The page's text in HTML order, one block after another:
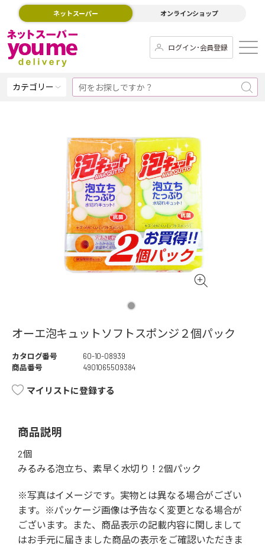
ネットスーパー オンラインショップ
ログイン･会員登録
カテゴリー
オーエ泡キュットソフトスポンジ２個パック
カタログ番号
60-10-08939
商品番号
4901065509384
マイリストに登録する
商品説明
2個
みるみる泡立ち、素早く水切り！2個パック
※写真はイメージです。実物とは異なる場合がござい
ます。※パッケージ画像は予告なく変更となる場合が
ございます。また、商品表示の記載内容に関しまして
はお手元に届きました商品の表示をご確認いただきま